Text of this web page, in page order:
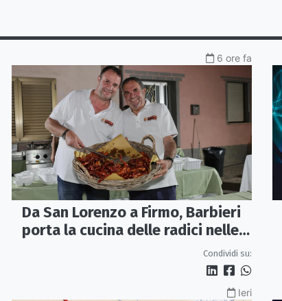
6 ore fa
Da San Lorenzo a Firmo, Barbieri
porta la cucina delle radici nelle
Condividi su:
Ieri